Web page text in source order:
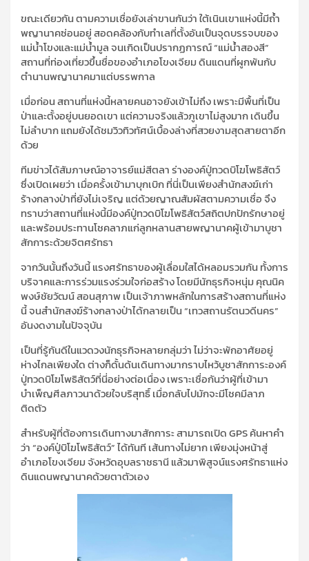
ขณะเดียวกัน ตามความเชื่อยังเล่าขานกันว่า ใต้เนินเขาแห่งนี้มีถ้ำ
พญานาคซ่อนอยู่ สอดคล้องกับทำเลที่ตั้งอันเป็นจุดบรรจบของ
แม่น้ำโขงและแม่น้ำมูล จนเกิดเป็นปรากฏการณ์ “แม่น้ำสองสี”
สถานที่ท่องเที่ยวขึ้นชื่อของอำเภอโขงเจียม ดินแดนที่ผูกพันกับ
ตำนานพญานาคมาแต่บรรพกาล
เมื่อก่อน สถานที่แห่งนี้หลายคนอาจยังเข้าไม่ถึง เพราะมีพื้นที่เป็น
ป่าและตั้งอยู่บนยอดเขา แต่ความจริงแล้วภูเขาไม่สูงมาก เดินขึ้น
ไม่ลำบาก แถมยังได้ชมวิวทิวทัศน์เบื้องล่างที่สวยงามสุดสายตาอีก
ด้วย
ทีมข่าวได้สัมภาษณ์อาจารย์แม่สีตลา ร่างองค์ปู่ทวดบิโฆโพธิสัตว์
ซึ่งเปิดเผยว่า เมื่อครั้งเข้ามาบุกเบิก ที่นี่เป็นเพียงสำนักสงฆ์เก่า
ร้างกลางป่าที่ยังไม่เจริญ แต่ด้วยญาณสัมผัสตามความเชื่อ จึง
ทราบว่าสถานที่แห่งนี้มีองค์ปู่ทวดบิโฆโพธิสัตว์สถิตปกปักรักษาอยู่
และพร้อมประทานโชคลาภแก่ลูกหลานสายพญานาคผู้เข้ามาบูชา
สักการะด้วยจิตศรัทธา
จากวันนั้นถึงวันนี้ แรงศรัทธาของผู้เลื่อมใสได้หลอมรวมกัน ทั้งการ
บริจาคและการร่วมแรงร่วมใจก่อสร้าง โดยมีนักธุรกิจหนุ่ม คุณนิค
พงษ์ชัยวัฒน์ สอนสุภาพ เป็นเจ้าภาพหลักในการสร้างสถานที่แห่ง
นี้ จนสำนักสงฆ์ร้างกลางป่าได้กลายเป็น “เทวสถานรัตนวดีนคร”
อันงดงามในปัจจุบัน
เป็นที่รู้กันดีในแวดวงนักธุรกิจหลายกลุ่มว่า ไม่ว่าจะพักอาศัยอยู่
ห่างไกลเพียงใด ต่างก็ดั้นด้นเดินทางมากราบไหว้บูชาสักการะองค์
ปู่ทวดบิโฆโพธิสัตว์ที่นี่อย่างต่อเนื่อง เพราะเชื่อกันว่าผู้ที่เข้ามา
บำเพ็ญศีลภาวนาด้วยใจบริสุทธิ์ เมื่อกลับไปมักจะมีโชคมีลาภ
ติดตัว
สำหรับผู้ที่ต้องการเดินทางมาสักการะ สามารถเปิด GPS ค้นหาคำ
ว่า “องค์ปู่บิโฆโพธิสัตว์” ได้ทันที เส้นทางไม่ยาก เพียงมุ่งหน้าสู่
อำเภอโขงเจียม จังหวัดอุบลราชธานี แล้วมาพิสูจน์แรงศรัทธาแห่ง
ดินแดนพญานาคด้วยตาตัวเอง